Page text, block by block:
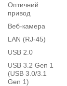
Оптичний
привод
Веб-камера
LAN (RJ-45)
USB 2.0
USB 3.2 Gen 1
(USB 3.0/3.1
Gen 1)